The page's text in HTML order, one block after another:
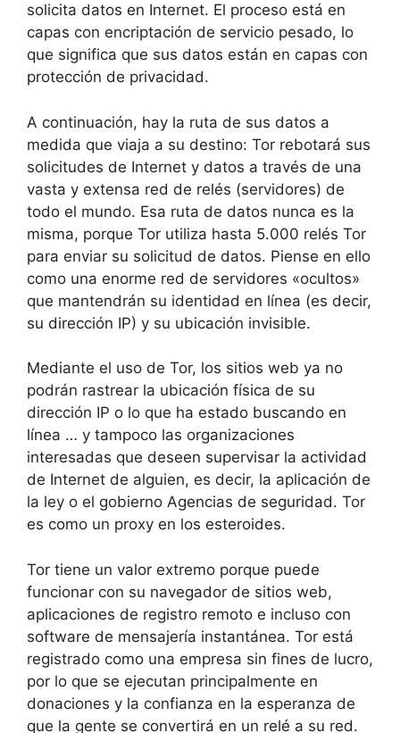
solicita datos en Internet. El proceso está en
capas con encriptación de servicio pesado, lo
que significa que sus datos están en capas con
protección de privacidad.
A continuación, hay la ruta de sus datos a
medida que viaja a su destino: Tor rebotará sus
solicitudes de Internet y datos a través de una
vasta y extensa red de relés (servidores) de
todo el mundo. Esa ruta de datos nunca es la
misma, porque Tor utiliza hasta 5.000 relés Tor
para enviar su solicitud de datos. Piense en ello
como una enorme red de servidores «ocultos»
que mantendrán su identidad en línea (es decir,
su dirección IP) y su ubicación invisible.
Mediante el uso de Tor, los sitios web ya no
podrán rastrear la ubicación física de su
dirección IP o lo que ha estado buscando en
línea … y tampoco las organizaciones
interesadas que deseen supervisar la actividad
de Internet de alguien, es decir, la aplicación de
la ley o el gobierno Agencias de seguridad. Tor
es como un proxy en los esteroides.
Tor tiene un valor extremo porque puede
funcionar con su navegador de sitios web,
aplicaciones de registro remoto e incluso con
software de mensajería instantánea. Tor está
registrado como una empresa sin fines de lucro,
por lo que se ejecutan principalmente en
donaciones y la confianza en la esperanza de
que la gente se convertirá en un relé a su red.